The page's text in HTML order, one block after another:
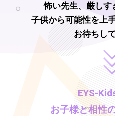
怖い先生、厳しす
子供から可能性を上
お待ちし
EYS-
お子様と相性